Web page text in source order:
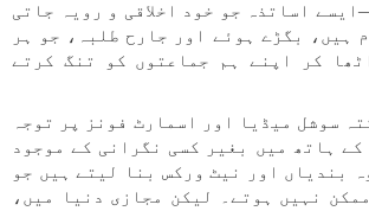
اساتذہ جو خود اخلاقی و رویہ جاتی
ہیں، بگڑے ہوئے اور جارح طلبہ، جو ہر
کر اپنے ہم جماعتوں کو تنگ کرتے
سوشل میڈیا اور اسمارٹ فونز پر توجہ
کے ہاتھ میں بغیر کسی نگرانی کے موجود
بندیاں اور نیٹ ورکس بنا لیتے ہیں جو
نہیں ہوتے۔ لیکن مجازی دنیا میں،